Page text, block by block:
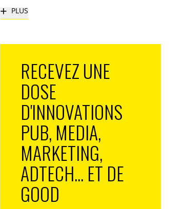
+ PLUS
RECEVEZ UNE
DOSE
D'INNOVATIONS
PUB, MEDIA,
MARKETING,
ADTECH... ET DE
GOOD